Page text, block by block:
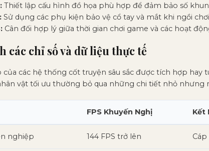
Thiết lập cấu hình đồ họa phù hợp để đảm bảo số
Sử dụng các phụ kiện bảo vệ cổ tay và mắt khi ngồi
Cân đối hợp lý giữa thời gian chơi game và các hoạt
các chỉ số và dữ liệu thực tế
của các hệ thống cốt truyện sâu sắc được tích hợp
vật tối ưu thường bỏ qua những chi tiết nhỏ nhưng
FPS Khuyến Nghị Kết
nghiệp 144 FPS trở lên